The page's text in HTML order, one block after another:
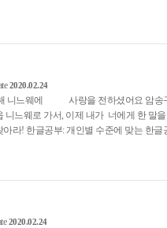
2020.02.24
해 니느웨에 사랑을 전하셨어요 암
웨로 가서, 이제 내가 너에게 한
라! 한글공부: 개인별 수준에 맞는 한글
2020.02.24